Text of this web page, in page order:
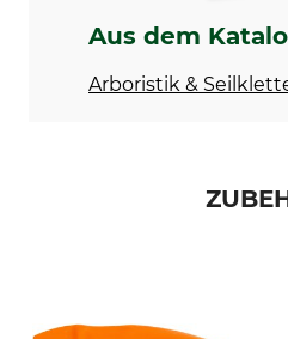
Aus dem
Arboristik &